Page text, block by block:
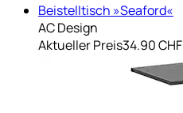
Beistelltisch »Seaford«
AC Design
Aktueller Preis34.90 CHF